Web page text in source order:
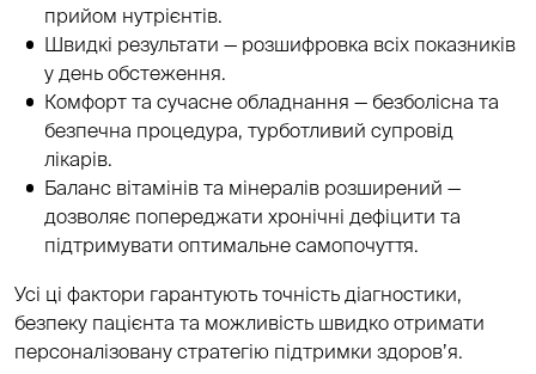
прийом нутрієнтів.
Швидкі результати — розшифровка всіх показників
у день обстеження.
Комфорт та сучасне обладнання — безболісна та
безпечна процедура, турботливий супровід
лікарів.
Баланс вітамінів та мінералів розширений —
дозволяє попереджати хронічні дефіцити та
підтримувати оптимальне самопочуття.
Усі ці фактори гарантують точність діагностики,
безпеку пацієнта та можливість швидко отримати
персоналізовану стратегію підтримки здоров’я.